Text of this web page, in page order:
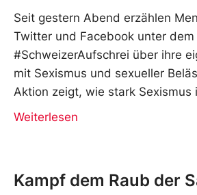
Seit gestern Abend erzählen
Twitter und Facebook unter dem
#SchweizerAufschrei über ihre
mit Sexismus und sexueller
Aktion zeigt, wie stark Sexismus
Weiterlesen
Kampf dem Raub der